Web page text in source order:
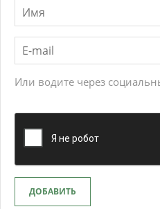
Или водите через
ДОБАВИТЬ